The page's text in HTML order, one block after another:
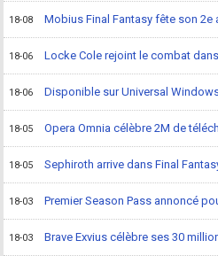
18-08 Mobius Final Fantasy fête son 2e
18-06 Locke Cole rejoint le combat
18-06 Disponible sur Universal
18-05 Opera Omnia célèbre 2M de
18-05 Sephiroth arrive dans Final
18-03 Premier Season Pass annoncé
18-03 Brave Exvius célèbre ses 30